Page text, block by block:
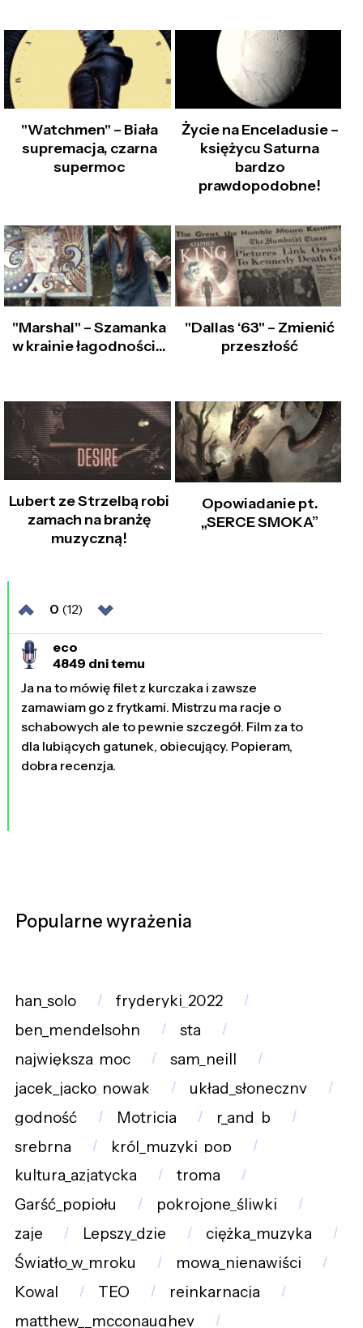
"Watchmen" – Biała
supremacja, czarna
supermoc
Życie na Enceladusie –
księżycu Saturna
bardzo
prawdopodobne!
"Marshal" – Szamanka
w krainie łagodności...
"Dallas ‘63" – Zmienić
przeszłość
Lubert ze Strzelbą robi
zamach na branżę
muzyczną!
Opowiadanie pt.
„SERCE SMOKA”
0 (12)
eco
4849 dni temu
Ja na to mówię filet z kurczaka i zawsze
zamawiam go z frytkami. Mistrzu ma racje o
schabowych ale to pewnie szczegół. Film za to
dla lubiących gatunek, obiecujący. Popieram,
dobra recenzja.
Popularne wyrażenia
han_solo
fryderyki_2022
ben_mendelsohn
sta
największa_moc
sam_neill
jacek_jacko_nowak
układ_słoneczny
godność
Motricia
r_and_b
srebrna
król_muzyki_pop
kultura_azjatycka
troma
Garść_popiołu
pokrojone_śliwki
zaje
Lepszy_dzie
ciężka_muzyka
Światło_w_mroku
mowa_nienawiści
Kowal
TEO
reinkarnacja
matthew__mcconaughey